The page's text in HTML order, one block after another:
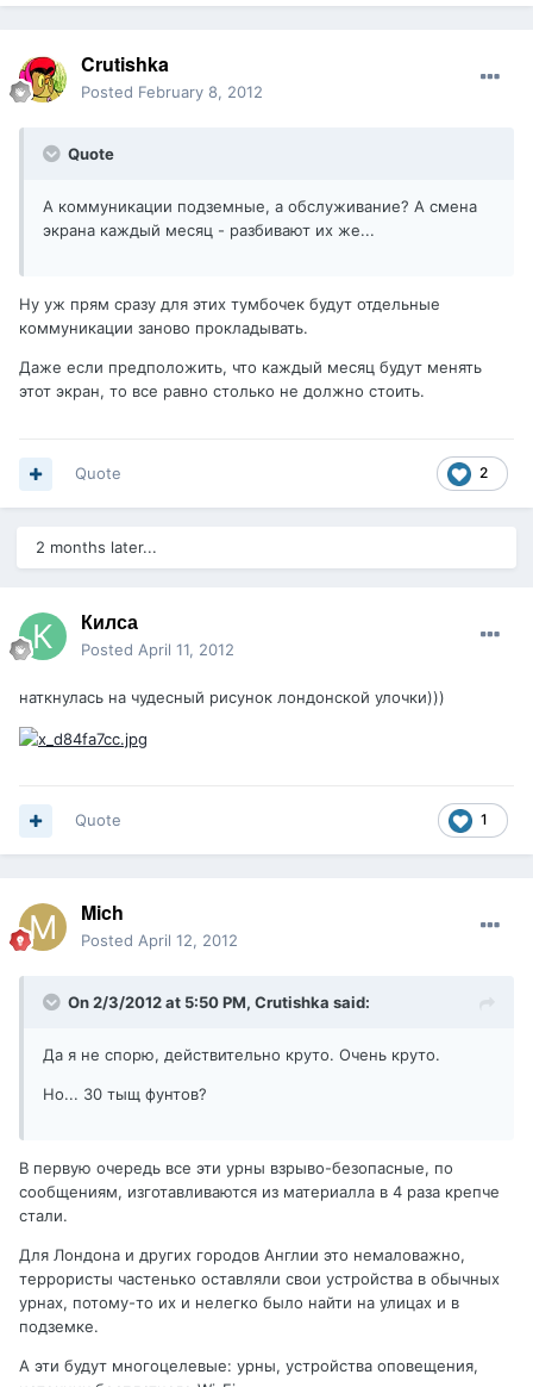
Crutishka
Posted February 8, 2012
Quote
А коммуникации подземные, а обслуживание? А смена
экрана каждый месяц - разбивают их же...
Ну уж прям сразу для этих тумбочек будут отдельные
коммуникации заново прокладывать.
Даже если предположить, что каждый месяц будут менять
этот экран, то все равно столько не должно стоить.
2
Quote
2 months later...
Килса
Posted April 11, 2012
наткнулась на чудесный рисунок лондонской улочки)))
1
Quote
Mich
Posted April 12, 2012
On 2/3/2012 at 5:50 PM, Crutishka said:
Да я не спорю, действительно круто. Очень круто.
Но... 30 тыщ фунтов?
В первую очередь все эти урны взрыво-безопасные, по
сообщениям, изготавливаются из материалла в 4 раза крепче
стали.
Для Лондона и других городов Англии это немаловажно,
террористы частенько оставляли свои устройства в обычных
урнах, потому-то их и нелегко было найти на улицах и в
подземке.
А эти будут многоцелевые: урны, устройства оповещения,